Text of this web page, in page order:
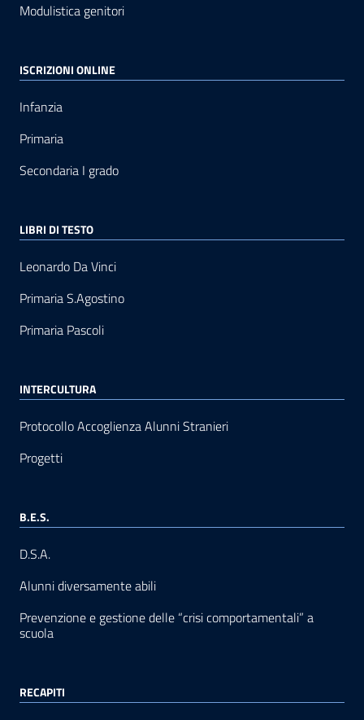
Modulistica genitori
ISCRIZIONI ONLINE
Infanzia
Primaria
Secondaria I grado
LIBRI DI TESTO
Leonardo Da Vinci
Primaria S.Agostino
Primaria Pascoli
INTERCULTURA
Protocollo Accoglienza Alunni Stranieri
Progetti
B.E.S.
D.S.A.
Alunni diversamente abili
Prevenzione e gestione delle “crisi comportamentali” a
scuola
RECAPITI